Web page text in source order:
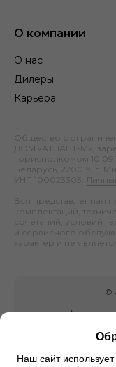
О компании
О нас
Дилеры
Карьера
Общество с
ДОМ «АТЛАНТ-М»,
горисполкомом
Беларусь, 220019, г.
УНП 100023303.
Вся представленная
комплектаций,
сочетаний, условий
и сервисного
характер и не
©
Наш сайт